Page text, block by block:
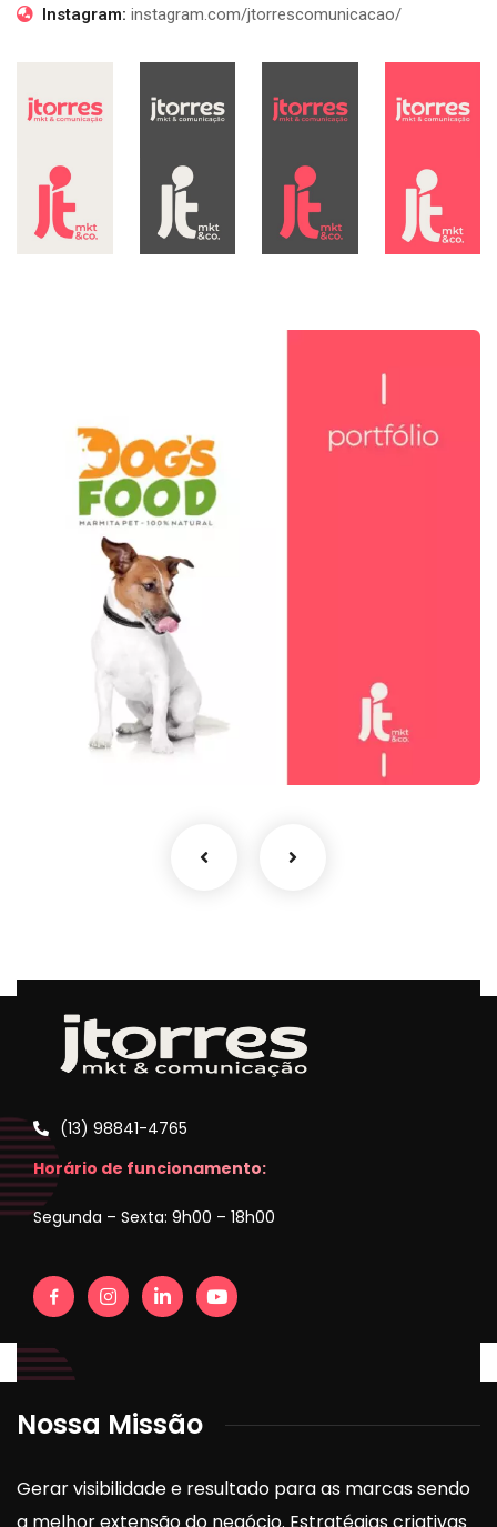
Instagram: instagram.com/jtorrescomunicacao/
Dog’s Food
Mídia Social
(13) 98841-4765
Horário de funcionamento:
Segunda – Sexta: 9h00 – 18h00
Nossa Missão
Gerar visibilidade e resultado para as marcas sendo